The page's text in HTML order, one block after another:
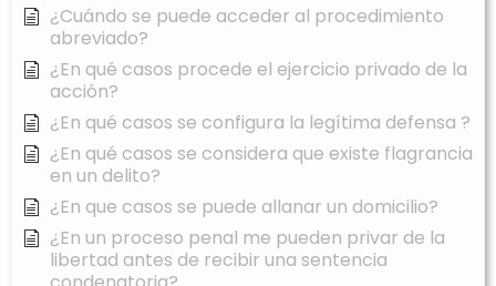
¿Cuándo se puede acceder al procedimiento
abreviado?
¿En qué casos procede el ejercicio privado de la
acción?
¿En qué casos se configura la legítima defensa ?
¿En qué casos se considera que existe flagrancia
en un delito?
¿En que casos se puede allanar un domicilio?
¿En un proceso penal me pueden privar de la
libertad antes de recibir una sentencia